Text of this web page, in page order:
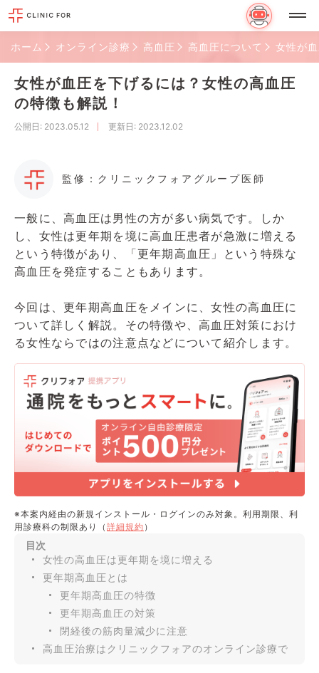
ホーム オンライン診療 高血圧 高血圧について 女性が
女性が血圧を下げるには？女性の高血圧
の特徴も解説！
公開日 : 2023.05.12 更新日 : 2023.12.02
監修：クリニックフォアグループ医師
一般に、高血圧は男性の方が多い病気です。しか
し、女性は更年期を境に高血圧患者が急激に増える
という特徴があり、「更年期高血圧」という特殊な
高血圧を発症することもあります。
今回は、更年期高血圧をメインに、女性の高血圧に
ついて詳しく解説。その特徴や、高血圧対策におけ
る女性ならではの注意点などについて紹介します。
※本案内経由の新規インストール・ログインのみ対象。利用期限、利
用診療科の制限あり（ 詳細規約 ）
目次
女性の高血圧は更年期を境に増える
更年期高血圧とは
更年期高血圧の特徴
更年期高血圧の対策
閉経後の筋肉量減少に注意
高血圧治療はクリニックフォアのオンライン診療で